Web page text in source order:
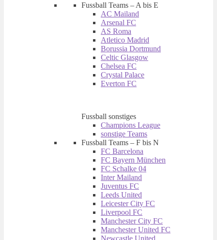
Fussball Teams – A bis E
AC Mailand
Arsenal FC
AS Roma
Atletico Madrid
Borussia Dortmund
Celtic Glasgow
Chelsea FC
Crystal Palace
Everton FC
Fussball sonstiges
Champions League
sonstige Teams
Fussball Teams – F bis N
FC Barcelona
FC Bayern München
FC Schalke 04
Inter Mailand
Juventus FC
Leeds United
Leicester City FC
Liverpool FC
Manchester City FC
Manchester United FC
Newcastle United